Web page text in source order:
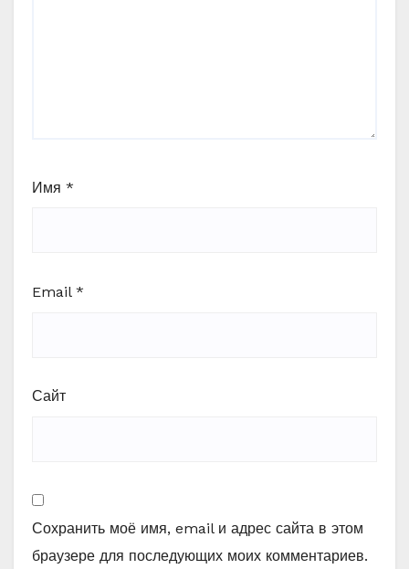
Имя *
Email *
Сайт
Сохранить моё имя, email и адрес сайта в этом
браузере для последующих моих комментариев.